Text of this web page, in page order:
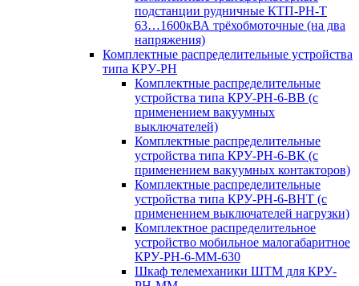
подстанции рудничные КТП-РН-Т
63…1600кВА трёхобмоточные (на два
напряжения)
Комплектные распределительные устройства
типа КРУ-РН
Комплектные распределительные
устройства типа КРУ-РН-6-ВВ (с
применением вакуумных
выключателей)
Комплектные распределительные
устройства типа КРУ-РН-6-ВК (с
применением вакуумных контакторов)
Комплектные распределительные
устройства типа КРУ-РН-6-ВНТ (с
применением выключателей нагрузки)
Комплектное распределительное
устройство мобильное малогабаритное
КРУ-РН-6-ММ-630
Шкаф телемеханики ШТМ для КРУ-